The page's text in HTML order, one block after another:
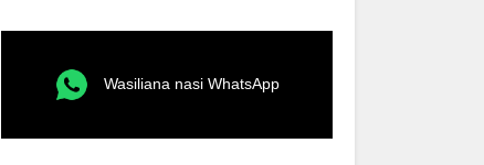
Wasiliana nasi WhatsApp